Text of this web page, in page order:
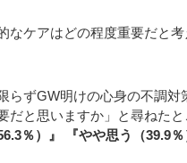
なケアはどの程度重要だと
らずGW明けの心身の不調
だと思いますか」と尋ねた
％）』 『やや思う（39.9％